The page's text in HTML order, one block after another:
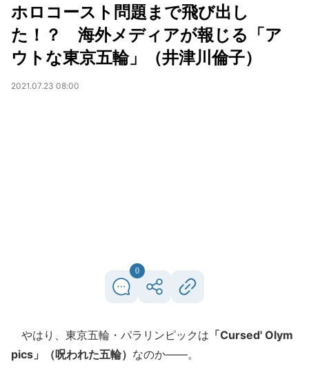
ホロコースト問題まで飛び出し
た！？ 海外メディアが報じる「ア
ウトな東京五輪」（井津川倫子）
2021.07.23 08:00
0
やはり、東京五輪・パラリンピックは 「Cursed' Olym
pics」（呪われた五輪） なのか――。